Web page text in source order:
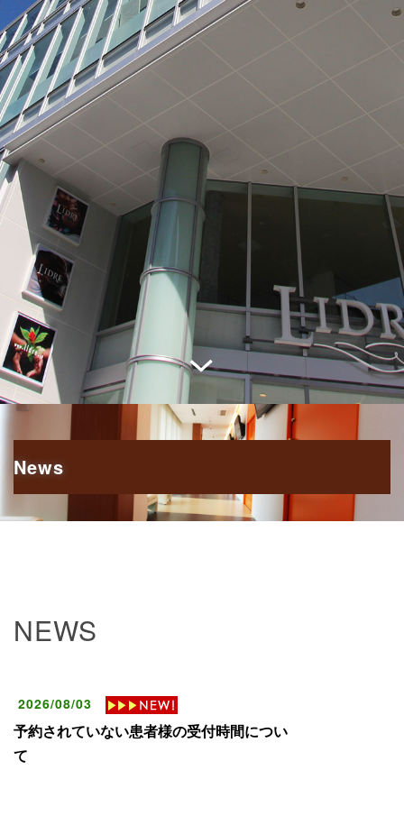
News
NEWS
2026/08/03
予約されていない患者様の受付時間につい
て